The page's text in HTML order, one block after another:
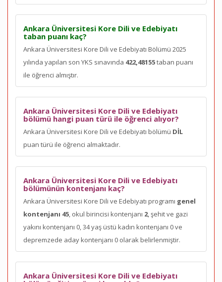
Ankara Üniversitesi Kore Dili ve Edebiyatı
taban puanı kaç?
Ankara Üniversitesi Kore Dili ve Edebiyatı Bölümü 2025
yılında yapılan son YKS sınavında 422,48155taban puanı
ile öğrenci almıştır.
Ankara Üniversitesi Kore Dili ve Edebiyatı
bölümü hangi puan türü ile öğrenci alıyor?
Ankara Üniversitesi Kore Dili ve Edebiyatı bölümü DİL
puan türü ile öğrenci almaktadır.
Ankara Üniversitesi Kore Dili ve Edebiyatı
bölümünün kontenjanı kaç?
Ankara Üniversitesi Kore Dili ve Edebiyatı programı genel
kontenjanı 45, okul birincisi kontenjanı 2, şehit ve gazi
yakını kontenjanı 0, 34 yaş üstü kadın kontenjanı 0 ve
depremzede aday kontenjanı 0 olarak belirlenmiştir.
Ankara Üniversitesi Kore Dili ve Edebiyatı